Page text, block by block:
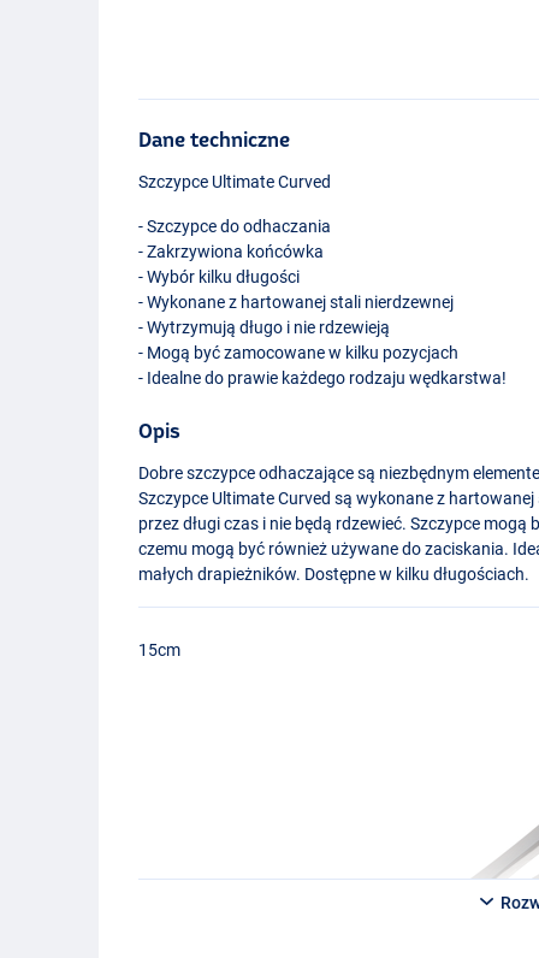
25cm
Dane techniczne
Szczypce Ultimate Curved
- Szczypce do odhaczania
- Zakrzywiona końcówka
- Wybór kilku długości
- Wykonane z hartowanej stali nierdzewnej
- Wytrzymują długo i nie rdzewieją
- Mogą być zamocowane w kilku pozycjach
- Idealne do prawie każdego rodzaju wędkarstwa!
Opis
Dobre szczypce odhaczające są niezbędnym
Szczypce Ultimate Curved są wykonane z
przez długi czas i nie będą rdzewieć. Szczypce
czemu mogą być również używane do zaciskania.
małych drapieżników. Dostępne w kilku długościach.
15cm